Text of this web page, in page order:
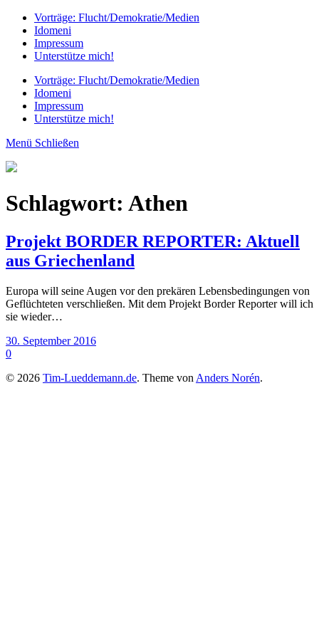
Vorträge: Flucht/Demokratie/Medien
Idomeni
Impressum
Unterstütze mich!
Vorträge: Flucht/Demokratie/Medien
Idomeni
Impressum
Unterstütze mich!
Menü Schließen
Tim-
Schlagwort: Athen
Projekt BORDER REPORTER: Aktuell
aus Griechenland
Europa will seine Augen vor den prekären Lebensbedingungen von
Geflüchteten verschließen. Mit dem Projekt Border Reporter will ich
sie wieder…
30. September 2016
0
© 2026 Tim-Lueddemann.de. Theme von Anders Norén.